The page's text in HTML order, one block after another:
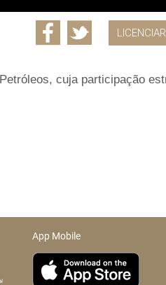
cuja participação
App Mobile